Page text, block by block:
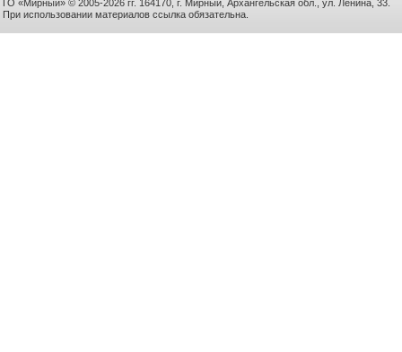
ГО «Мирный» © 2005-2026 гг. 164170, г. Мирный, Архангельская обл., ул. Ленина, 33.
При использовании материалов ссылка обязательна.